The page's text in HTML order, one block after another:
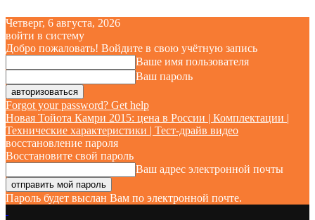
Четверг, 6 августа, 2026
войти в систему
Добро пожаловать! Войдите в свою учётную запись
Ваше имя пользователя
Ваш пароль
Forgot your password? Get help
Новая Тойота Камри 2015: цена в России | Комплектации |
Технические характеристики | Тест-драйв видео
восстановление пароля
Восстановите свой пароль
Ваш адрес электронной почты
Пароль будет выслан Вам по электронной почте.